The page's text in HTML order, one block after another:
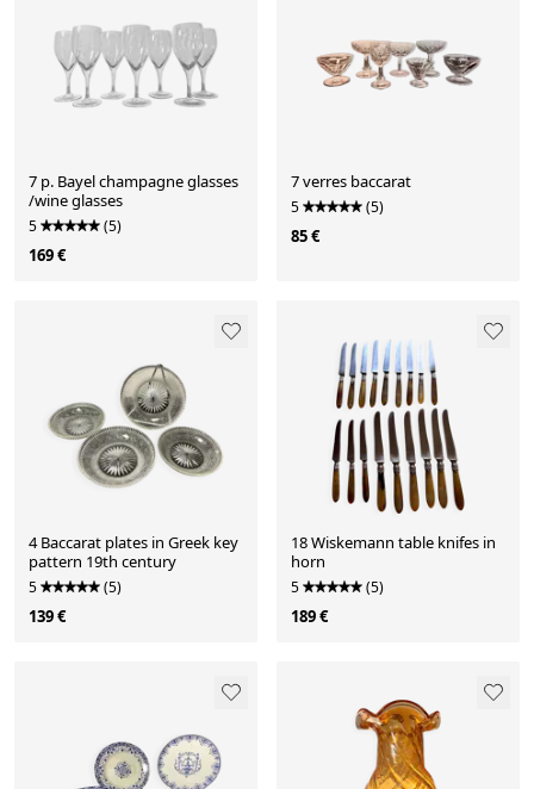
7 p. Bayel champagne glasses
/wine glasses
5 (5)
169 €
7 verres baccarat
5 (5)
85 €
4 Baccarat plates in Greek key
pattern 19th century
5 (5)
139 €
18 Wiskemann table knifes in
horn
5 (5)
189 €